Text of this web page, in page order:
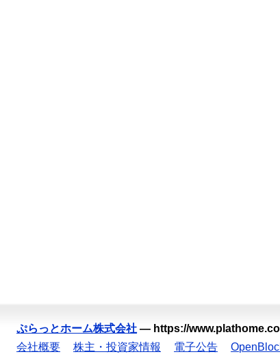
ぷらっとホーム株式会社 — https://
会社概要
株主・投資家情報 電子公告